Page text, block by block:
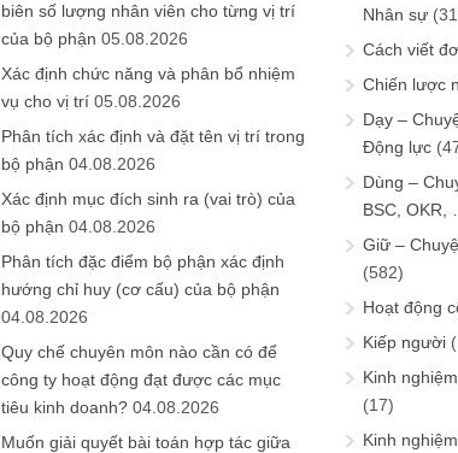
biên số lượng nhân viên cho từng vị trí
của bộ phận 05.08.2026
Xác định chức năng và phân bổ nhiệm
vụ cho vị trí 05.08.2026
Phân tích xác định và đặt tên vị trí trong
bộ phận 04.08.2026
Xác định mục đích sinh ra (vai trò) của
bộ phận 04.08.2026
Phân tích đặc điểm bộ phận xác định
hướng chỉ huy (cơ cấu) của bộ phận
04.08.2026
Quy chế chuyên môn nào cần có để
công ty hoạt động đạt được các mục
tiêu kinh doanh? 04.08.2026
Muốn giải quyết bài toán hợp tác giữa
Nhân sự
Cách viết
Chiến lược
Dạy –
Động lực
Dùng –
BSC, OKR,
Giữ –
(582)
Hoạt động
Kiếp người
Kinh
(17)
Kinh